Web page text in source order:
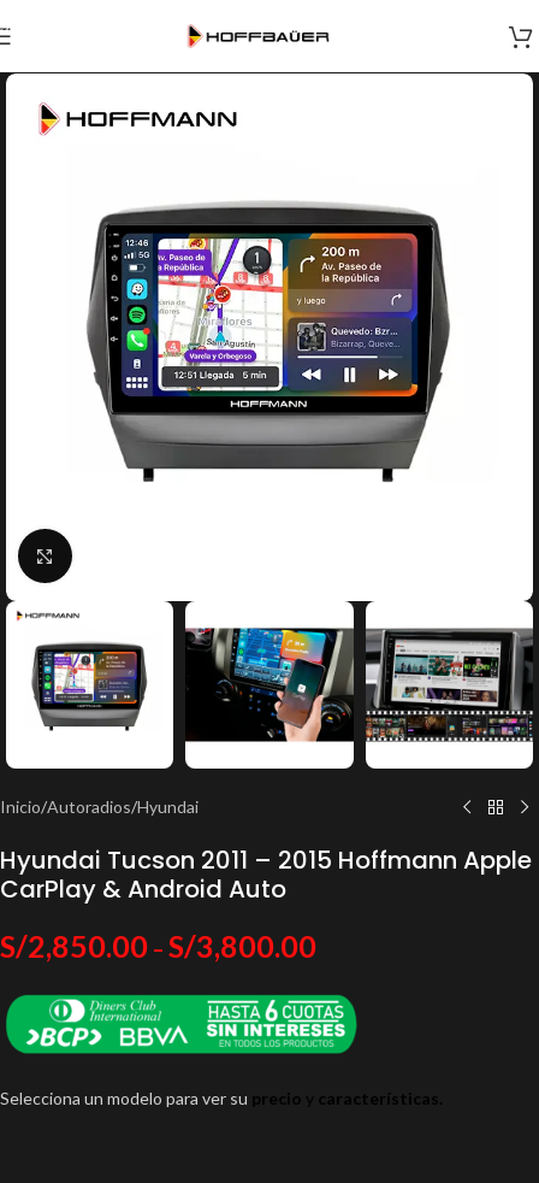
Skip to navigation
Skip to main content
Click to enlarge
Inicio/Autoradios/Hyundai
Hyundai Tucson 2011 – 2015 Hoffmann Apple
CarPlay & Android Auto
S/2,850.00 – S/3,800.00
Selecciona un modelo para ver su precio y características.